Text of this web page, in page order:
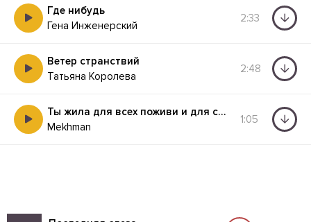
Где нибудь
Гена Инженерский
2:33
Ветер странствий
Татьяна Королева
2:48
Ты жила для всех поживи и для себя
Mekhman
1:05